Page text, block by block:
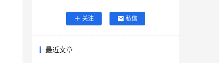
关注 私信
最近文章